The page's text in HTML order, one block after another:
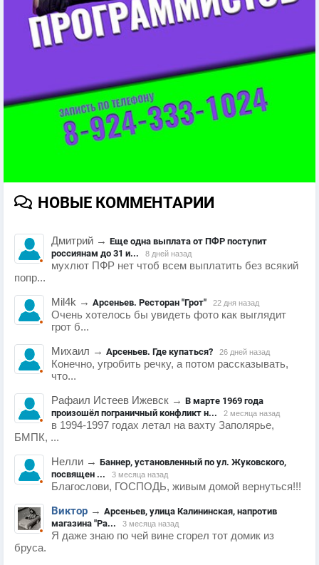
НОВЫЕ КОММЕНТАРИИ
Дмитрий → Еще одна выплата от ПФР поступит
россиянам до 31 и...
8 дней назад
мухлют ПФР нет чтоб всем выплатить без всякий
попр...
Mil4k → Арсеньев. Ресторан "Грот" 22 дня назад
Очень хотелось бы увидеть фото как выглядит
грот б...
Михаил → Арсеньев. Где купаться? 26 дней назад
Конечно, угробить речку, а потом рассказывать,
что...
Рафаил Истеев Ижевск → В марте 1969 года
произошёл пограничный конфликт н...
2 месяца назад
в 1994-1997 годах летал на вахту Заполярье,
БМПК, ...
Нелли → Баннер, установленный по ул. Жуковского,
посвящен ...
3 месяца назад
Благослови, ГОСПОДЬ, живым домой вернуться!!!
Виктор → Арсеньев, улица Калининская, напротив
магазина "Ра...
3 месяца назад
Я даже знаю по чей вине сгорел тот домик из
бруса.